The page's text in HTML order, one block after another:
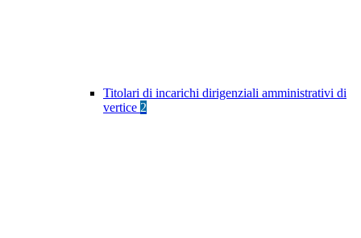
Titolari di incarichi dirigenziali amministrativi di
vertice 2